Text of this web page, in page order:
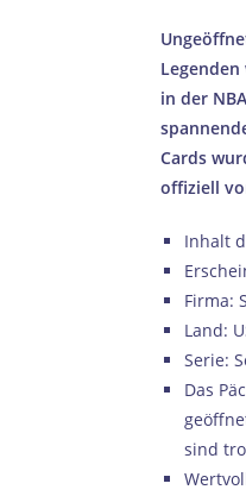
in der
Cards
offiziell
Inhalt
Firma:
Land:
Serie:
Das
sind